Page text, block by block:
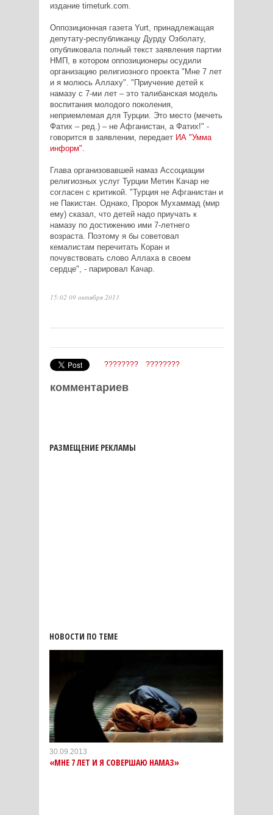
издание timeturk.com.
Оппозиционная газета Yurt, принадлежащая
депутату-республиканцу Дурду Озболату,
опубликовала полный текст заявления партии
НМП, в котором оппозиционеры осудили
организацию религиозного проекта "Мне 7 лет
и я молюсь Аллаху". "Приучение детей к
намазу с 7-ми лет – это талибанская модель
воспитания молодого поколения,
неприемлемая для Турции. Это место (мечеть
Фатих – ред.) – не Афганистан, а Фатих!" -
говорится в заявлении, передает ИА "Умма
информ"
Глава организовавшей намаз Ассоциации
религиозных услуг Турции Метин Качар не
согласен с критикой. "Турция не Афганистан и
не Пакистан. Однако, Пророк Мухаммад (мир
ему) сказал, что детей надо приучать к
намазу по достижению ими 7-летнего
возраста. Поэтому я бы советовал
кемалистам перечитать Коран и
почувствовать слово Аллаха в своем
сердце", - парировал Качар.
15:02 09 октября 2013
???????? ????????
комментариев
РАЗМЕЩЕНИЕ РЕКЛАМЫ
НОВОСТИ ПО ТЕМЕ
30.09.2013
«МНЕ 7 ЛЕТ И Я СОВЕРШАЮ НАМАЗ»